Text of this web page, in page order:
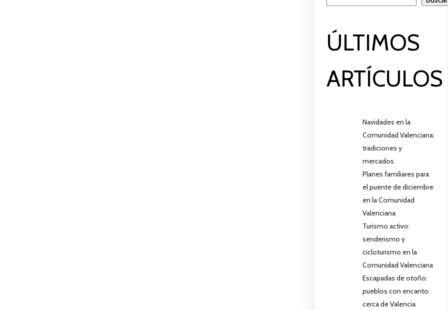
ÚLTIMOS
ARTÍCULOS
Navidades en la
Comunidad Valenciana:
tradiciones y
mercados
Planes familiares para
el puente de diciembre
en la Comunidad
Valenciana
Turismo activo:
senderismo y
cicloturismo en la
Comunidad Valenciana
Escapadas de otoño:
pueblos con encanto
cerca de Valencia